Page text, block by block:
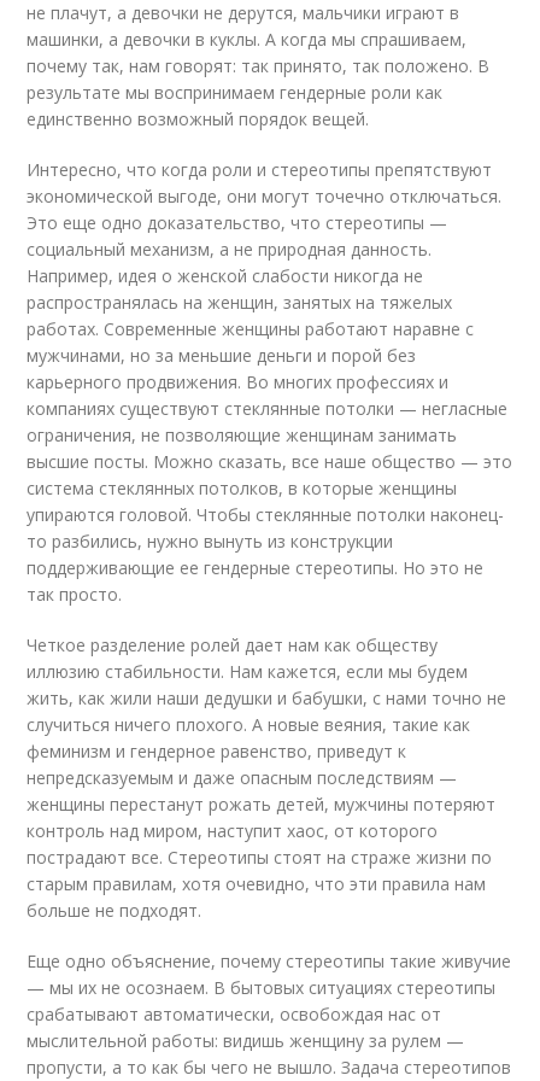
не плачут, а девочки не дерутся, мальчики играют в
машинки, а девочки в куклы. А когда мы спрашиваем,
почему так, нам говорят: так принято, так положено. В
результате мы воспринимаем гендерные роли как
единственно возможный порядок вещей.
Интересно, что когда роли и стереотипы препятствуют
экономической выгоде, они могут точечно отключаться.
Это еще одно доказательство, что стереотипы —
социальный механизм, а не природная данность.
Например, идея о женской слабости никогда не
распространялась на женщин, занятых на тяжелых
работах. Современные женщины работают наравне с
мужчинами, но за меньшие деньги и порой без
карьерного продвижения. Во многих профессиях и
компаниях существуют стеклянные потолки — негласные
ограничения, не позволяющие женщинам занимать
высшие посты. Можно сказать, все наше общество — это
система стеклянных потолков, в которые женщины
упираются головой. Чтобы стеклянные потолки наконец-
то разбились, нужно вынуть из конструкции
поддерживающие ее гендерные стереотипы. Но это не
так просто.
Четкое разделение ролей дает нам как обществу
иллюзию стабильности. Нам кажется, если мы будем
жить, как жили наши дедушки и бабушки, с нами точно не
случиться ничего плохого. А новые веяния, такие как
феминизм и гендерное равенство, приведут к
непредсказуемым и даже опасным последствиям —
женщины перестанут рожать детей, мужчины потеряют
контроль над миром, наступит хаос, от которого
пострадают все. Стереотипы стоят на страже жизни по
старым правилам, хотя очевидно, что эти правила нам
больше не подходят.
Еще одно объяснение, почему стереотипы такие живучие
— мы их не осознаем. В бытовых ситуациях стереотипы
срабатывают автоматически, освобождая нас от
мыслительной работы: видишь женщину за рулем —
пропусти, а то как бы чего не вышло. Задача стереотипов